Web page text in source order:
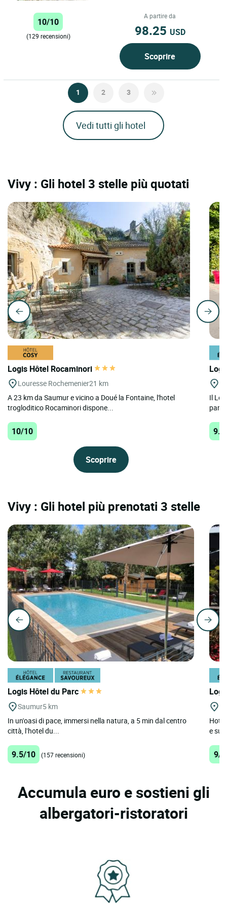
10/10
(129 recensioni)
A partire da
98.25 USD
Scoprire
1 2 3
Vedi tutti gli hotel
Vivy : Gli hotel 3 stelle più quotati
Logis Hôtel Rocaminori
Louresse Rochemenier21 km
A 23 km da Saumur e vicino a Doué la Fontaine, l'hotel
trogloditico Rocaminori dispone...
10/10
Scoprire
Il
Vivy : Gli hotel più prenotati 3 stelle
Logis Hôtel du Parc
Saumur5 km
In un'oasi di pace, immersi nella natura, a 5 min dal centro
città, l’hotel du...
9.5/10 (157 recensioni)
e
9/
Accumula euro e sostieni gli
albergatori-ristoratori